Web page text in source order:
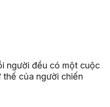
người đều có một cuộc
của người chiến